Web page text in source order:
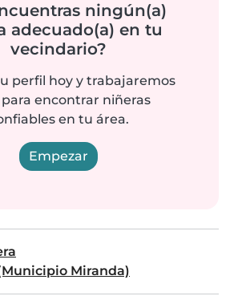
ningún(a)
adecuado(a) en tu
vecindario?
perfil hoy y trabajaremos
encontrar niñeras
en tu área.
Empezar
Miranda)